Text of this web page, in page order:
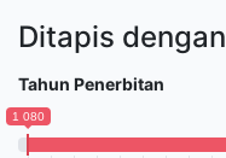
Ditapis dengan
Tahun Penerbitan
1 080